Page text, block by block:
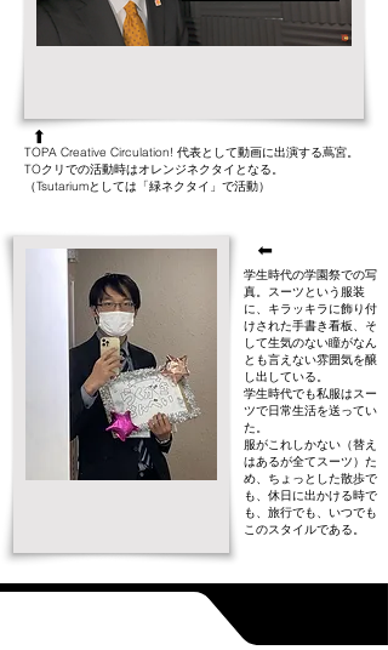
➡
TOPA Creative Circulation! 代表として動画に出演する蔦宮。​
TOクリでの活動時はオレンジネクタイとなる。
​（Tsutariumとしては「緑ネクタイ」で活動）
➡
学生時代の学園祭での写
真。スーツという服装
に、キラッキラに飾り付
けされた手書き看板、そ
して生気のない瞳がなん
とも言えない雰囲気を醸
し出している。
学生時代でも私服はスー
ツで日常生活を送ってい
た。
服がこれしかない（替え
はあるが全てスーツ）た
め、ちょっとした散歩で
も、休日に出かける時で
も、旅行でも、いつでも
このスタイルである。